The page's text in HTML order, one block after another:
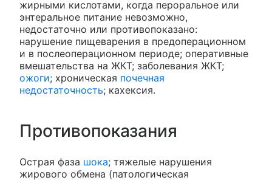
жирными кислотами, когда пероральное или
энтеральное питание невозможно,
недостаточно или противопоказано:
нарушение пищеварения в предоперационном
и в послеоперационном периоде; оперативные
вмешательства на ЖКТ; заболевания ЖКТ;
ожоги; хроническая почечная
недостаточность; кахексия.
Противопоказания
Острая фаза шока; тяжелые нарушения
жирового обмена (патологическая